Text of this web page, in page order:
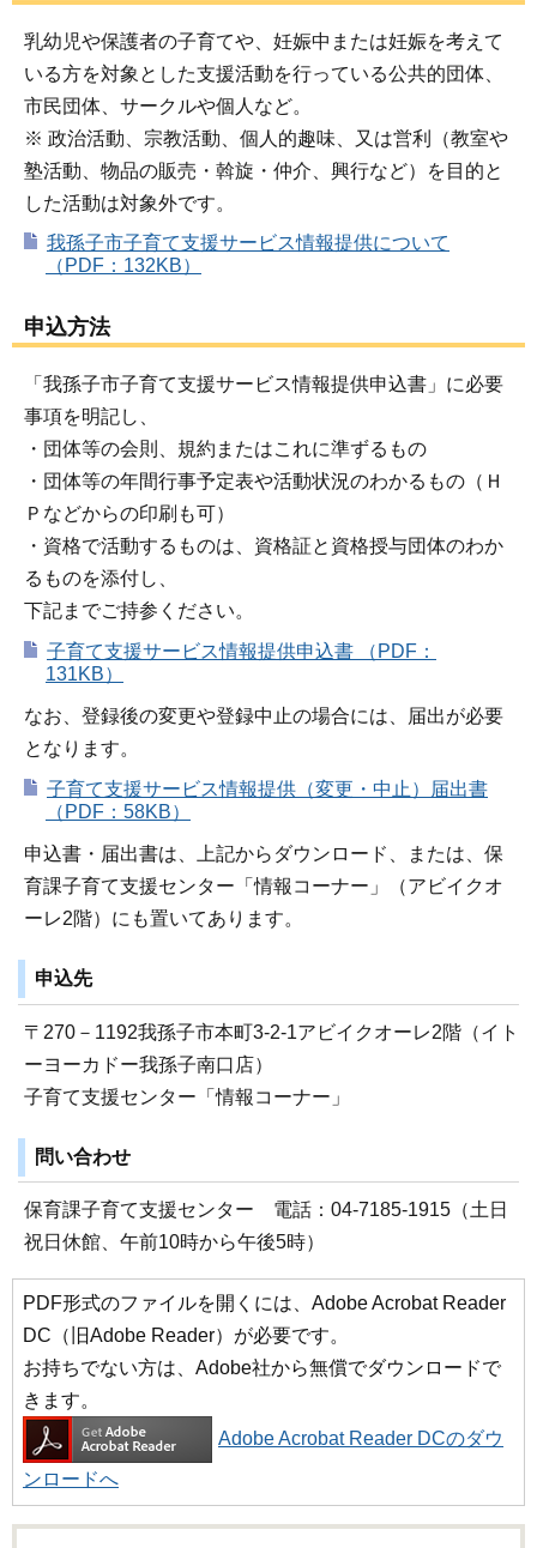
乳幼児や保護者の子育てや、妊娠中または妊娠を考えて
いる方を対象とした支援活動を行っている公共的団体、
市民団体、サークルや個人など。
※ 政治活動、宗教活動、個人的趣味、又は営利（教室や
塾活動、物品の販売・斡旋・仲介、興行など）を目的と
した活動は対象外です。
我孫子市子育て支援サービス情報提供について
（PDF：132KB）
申込方法
「我孫子市子育て支援サービス情報提供申込書」に必要
事項を明記し、
・団体等の会則、規約またはこれに準ずるもの
・団体等の年間行事予定表や活動状況のわかるもの（Ｈ
Ｐなどからの印刷も可）
・資格で活動するものは、資格証と資格授与団体のわか
るものを添付し、
下記までご持参ください。
子育て支援サービス情報提供申込書 （PDF：
131KB）
なお、登録後の変更や登録中止の場合には、届出が必要
となります。
子育て支援サービス情報提供（変更・中止）届出書
（PDF：58KB）
申込書・届出書は、上記からダウンロード、または、保
育課子育て支援センター「情報コーナー」（アビイクオ
ーレ2階）にも置いてあります。
申込先
〒270－1192我孫子市本町3-2-1アビイクオーレ2階（イト
ーヨーカドー我孫子南口店）
子育て支援センター「情報コーナー」
問い合わせ
保育課子育て支援センター 電話：04-7185-1915（土日
祝日休館、午前10時から午後5時）
PDF形式のファイルを開くには、Adobe Acrobat Reader
DC（旧Adobe Reader）が必要です。
お持ちでない方は、Adobe社から無償でダウンロードで
きます。
Adobe Acrobat Reader DCのダウ
ンロードへ